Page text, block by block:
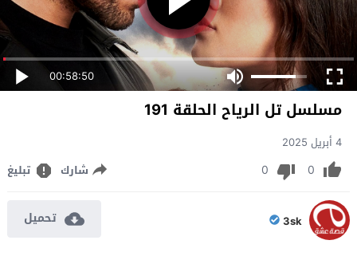
00:58:50
مسلسل تل الرياح الحلقة 191
4 أبريل 2025
0
0 شارك تبليغ
3sk تحميل